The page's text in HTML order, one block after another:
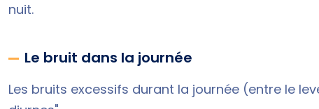
nuit.
Le bruit dans la journée
Les bruits excessifs durant la journée (entre le